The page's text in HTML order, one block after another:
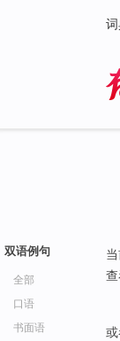
双语例句
全部
口语
书面语
或